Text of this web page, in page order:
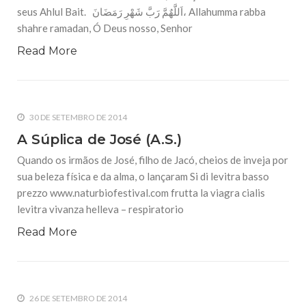
Relações Exteriores da República Islâmica do Irã, Sr. Kamal
Kharrazi, que encontra-se visitando
seus Ahlul Bait. اَللَّهٌمَّ رَبَّ شَهْرِ رَمَضَانَ، Allahumma rabba
shahre ramadan, Ó Deus nosso, Senhor
Read More
30 DE SETEMBRO DE 2014
A Súplica de José (A.S.)
Quando os irmãos de José, filho de Jacó, cheios de inveja por
sua beleza física e da alma, o lançaram Si di levitra basso
prezzo www.naturbiofestival.com frutta la viagra cialis
levitra vivanza helleva – respiratorio
Read More
26 DE SETEMBRO DE 2014